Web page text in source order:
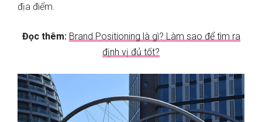
địa điểm.
Đọc thêm: Brand Positioning là gì? Làm sao để tìm ra
định vị đủ tốt?